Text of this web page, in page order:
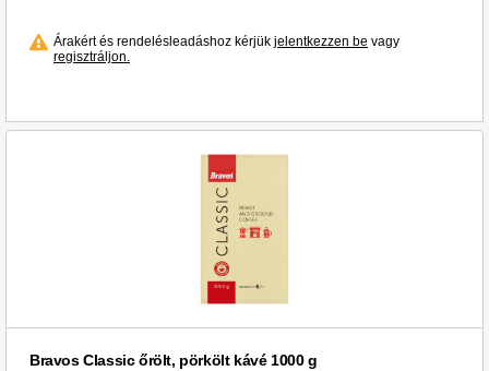
Árakért és rendelésleadáshoz kérjük jelentkezzen be vagy
regisztráljon.
Bravos Classic őrölt, pörkölt kávé 1000 g